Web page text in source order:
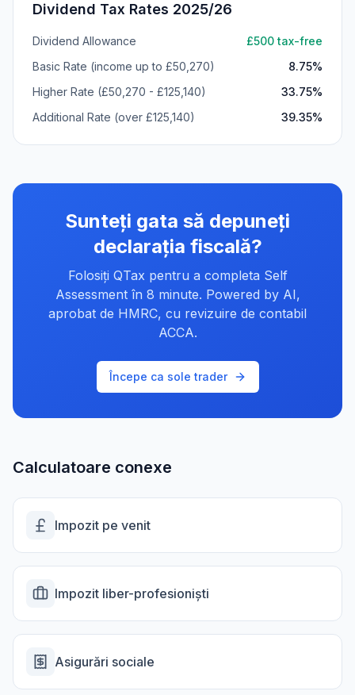
Dividend Tax Rates 2025/26
Dividend Allowance £500tax-free
Basic Rate (income up to £50,270)
8.75%
Higher Rate (£50,270 - £125,140)
33.75%
Additional Rate (over £125,140) 39.35%
Sunteți gata să depuneți
declarația fiscală?
Folosiți QTax pentru a completa Self
Assessment în 8 minute. Powered by AI,
aprobat de HMRC, cu revizuire de contabil
ACCA.
Începe ca sole trader
Calculatoare conexe
Impozit pe venit
Impozit liber-profesioniști
Asigurări sociale